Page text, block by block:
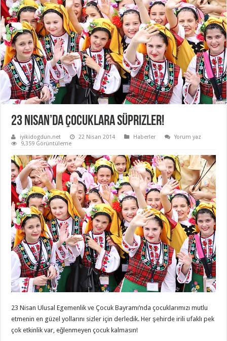
23 Nisan’da Çocuklara Süprizler!
iyikidogdun.net 22 Nisan 2014 Haberler
Yorum yaz
9,359 Görüntüleme
23 Nisan Ulusal Egemenlik ve Çocuk Bayramı’nda çocuklarımızı mutlu
etmenin en güzel yollarını sizler için derledik. Her şehirde irili ufaklı pek
çok etkinlik var, eğlenmeyen çocuk kalmasın!